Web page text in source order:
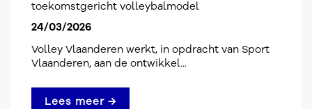
toekomstgericht volleybalmodel
24/03/2026
Volley Vlaanderen werkt, in opdracht van Sport
Vlaanderen, aan de ontwikkel...
Lees meer →